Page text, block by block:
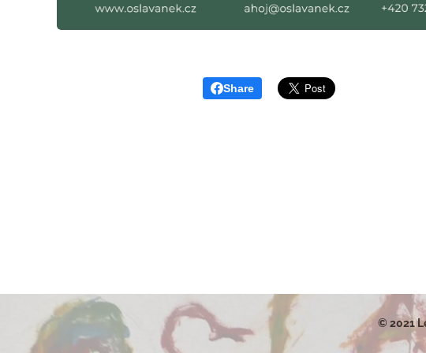
Share
© 2021